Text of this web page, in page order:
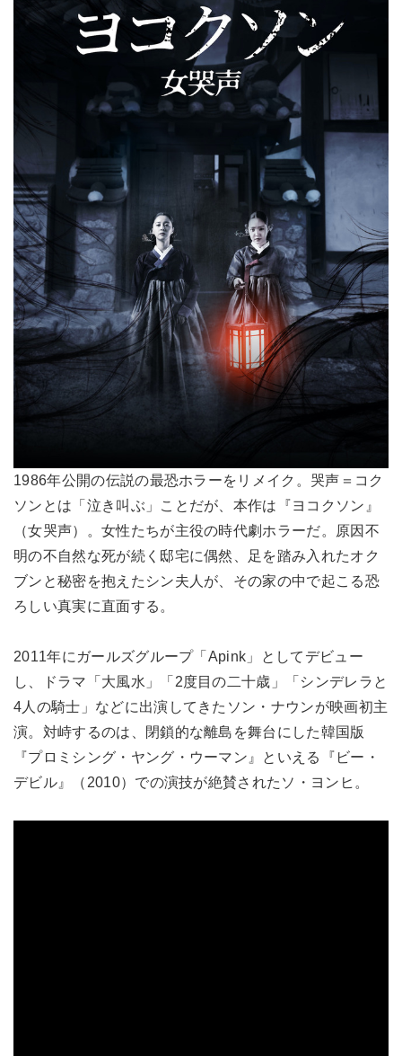
1986年公開の伝説の最恐ホラーをリメイク。哭声＝コク
ソンとは「泣き叫ぶ」ことだが、本作は『ヨコクソン』
（女哭声）。女性たちが主役の時代劇ホラーだ。原因不
明の不自然な死が続く邸宅に偶然、足を踏み入れたオク
ブンと秘密を抱えたシン夫人が、その家の中で起こる恐
ろしい真実に直面する。
2011年にガールズグループ「Apink」としてデビュー
し、ドラマ「大風水」「2度目の二十歳」「シンデレラと
4人の騎士」などに出演してきたソン・ナウンが映画初主
演。対峙するのは、閉鎖的な離島を舞台にした韓国版
『プロミシング・ヤング・ウーマン』といえる『ビー・
デビル』（2010）での演技が絶賛されたソ・ヨンヒ。